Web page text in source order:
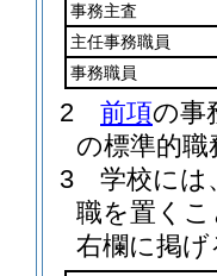
事務主査
主任事務職員
事務職員
2 前項の事
の標準的
3
学校には
職を置く
右欄に掲